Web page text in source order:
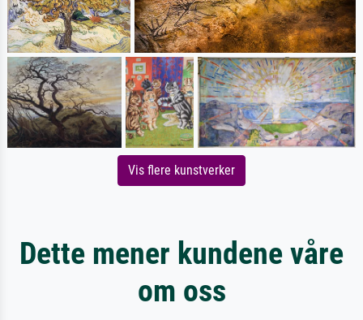
Vis flere kunstverker
Dette mener kundene våre
om oss